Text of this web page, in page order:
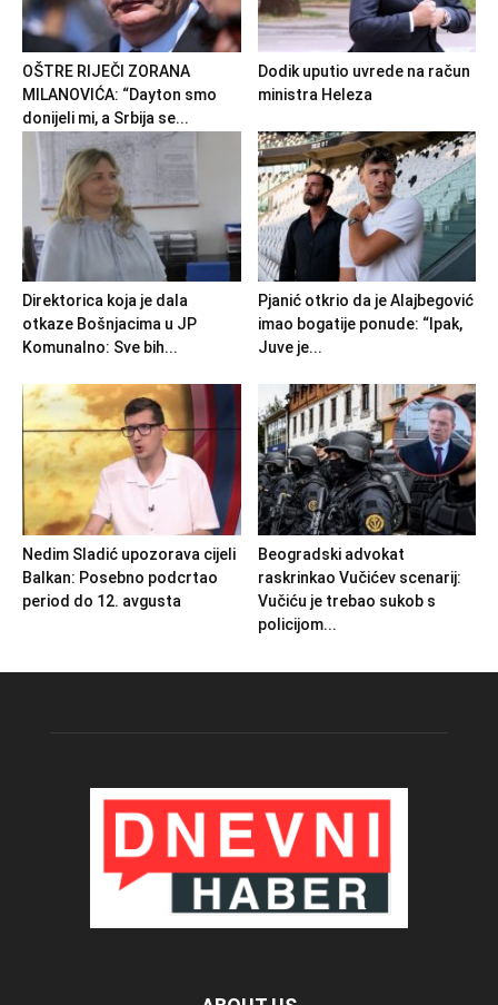
OŠTRE RIJEČI ZORANA
MILANOVIĆA: “Dayton smo
donijeli mi, a Srbija se...
Dodik uputio uvrede na račun
ministra Heleza
Direktorica koja je dala
otkaze Bošnjacima u JP
Komunalno: Sve bih...
Pjanić otkrio da je Alajbegović
imao bogatije ponude: “Ipak,
Juve je...
Nedim Sladić upozorava cijeli
Balkan: Posebno podcrtao
period do 12. avgusta
Beogradski advokat
raskrinkao Vučićev scenarij:
Vučiću je trebao sukob s
policijom...